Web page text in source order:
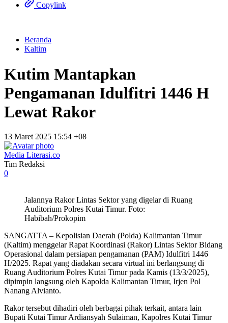
Copylink
Beranda
Kaltim
Kutim Mantapkan
Pengamanan Idulfitri 1446 H
Lewat Rakor
13 Maret 2025 15:54 +08
Media Literasi.co
Tim Redaksi
0
Jalannya Rakor Lintas Sektor yang digelar di Ruang
Auditorium Polres Kutai Timur. Foto:
Habibah/Prokopim
SANGATTA – Kepolisian Daerah (Polda) Kalimantan Timur
(Kaltim) menggelar Rapat Koordinasi (Rakor) Lintas Sektor Bidang
Operasional dalam persiapan pengamanan (PAM) Idulfitri 1446
H/2025. Rapat yang diadakan secara virtual ini berlangsung di
Ruang Auditorium Polres Kutai Timur pada Kamis (13/3/2025),
dipimpin langsung oleh Kapolda Kalimantan Timur, Irjen Pol
Nanang Alvianto.
Rakor tersebut dihadiri oleh berbagai pihak terkait, antara lain
Bupati Kutai Timur Ardiansyah Sulaiman, Kapolres Kutai Timur